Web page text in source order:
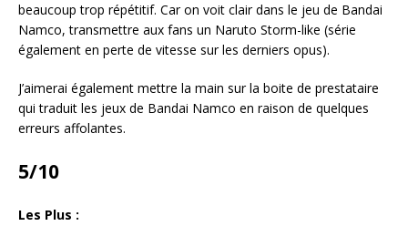
beaucoup trop répétitif. Car on voit clair dans le jeu de Bandai
Namco, transmettre aux fans un Naruto Storm-like (série
également en perte de vitesse sur les derniers opus).
J’aimerai également mettre la main sur la boite de prestataire
qui traduit les jeux de Bandai Namco en raison de quelques
erreurs affolantes.
5/10
Les Plus :